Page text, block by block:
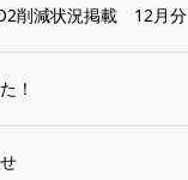
削減状況掲載 12月分
！